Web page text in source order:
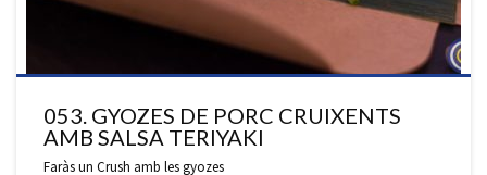
053. GYOZES DE PORC CRUIXENTS
AMB SALSA TERIYAKI
Faràs un Crush amb les gyozes